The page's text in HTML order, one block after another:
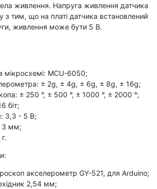
живлення. Напруга живлення датчика
з тим, що на платі датчика встановлений
живлення може бути 5 В.
мікросхемі: MCU-6050;
± 2g, ± 4g, ± 6g, ± 8g, ± 16g;
± 250 °, ± 500 °, ± 1000 °, ± 2000 °;
біт;
3,3 - 5 В;
3 мм;
акселерометр GY-521, для Arduino;
2,54 мм;